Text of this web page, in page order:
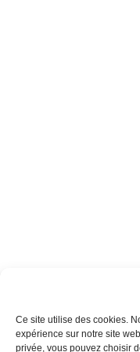
Ce site utilise des cookies.
expérience sur notre site
privée, vous pouvez choisir